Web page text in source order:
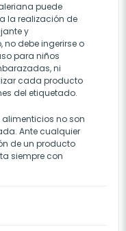
puede
la realización de
y
no debe ingerirse o
para niños
ni
cada producto
del etiquetado.
no son
Ante cualquier
de un producto
siempre con